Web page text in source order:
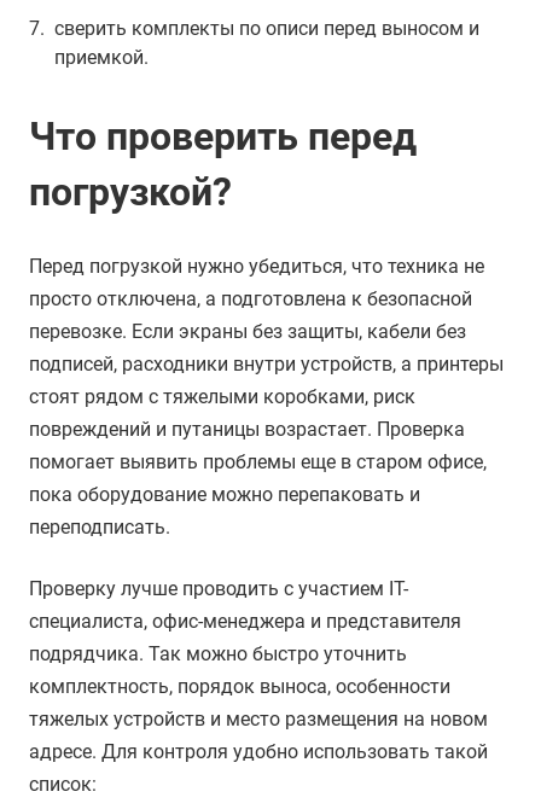
сверить комплекты по описи перед выносом и
приемкой.
Что проверить перед
погрузкой?
Перед погрузкой нужно убедиться, что техника не
просто отключена, а подготовлена к безопасной
перевозке. Если экраны без защиты, кабели без
подписей, расходники внутри устройств, а принтеры
стоят рядом с тяжелыми коробками, риск
повреждений и путаницы возрастает. Проверка
помогает выявить проблемы еще в старом офисе,
пока оборудование можно перепаковать и
переподписать.
Проверку лучше проводить с участием IT-
специалиста, офис-менеджера и представителя
подрядчика. Так можно быстро уточнить
комплектность, порядок выноса, особенности
тяжелых устройств и место размещения на новом
адресе. Для контроля удобно использовать такой
список: